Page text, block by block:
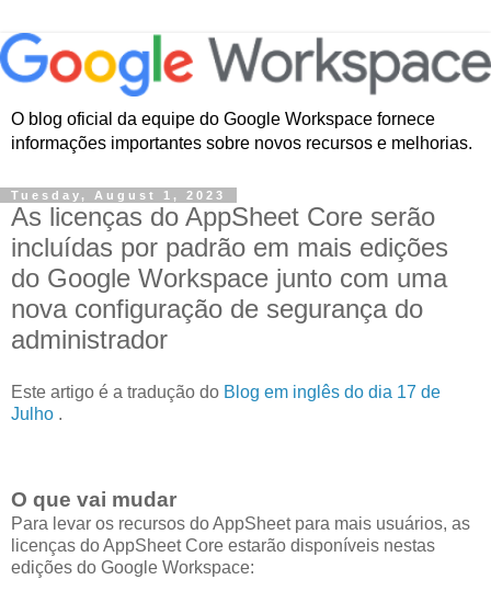
O blog oficial da equipe do Google Workspace fornece
informações importantes sobre novos recursos e melhorias.
Tuesday, August 1, 2023
As licenças do AppSheet Core serão
incluídas por padrão em mais edições
do Google Workspace junto com uma
nova configuração de segurança do
administrador
Este artigo é a tradução do Blog em inglês do dia 17 de
Julho .
O que vai mudar
Para levar os recursos do AppSheet para mais usuários, as
licenças do AppSheet Core estarão disponíveis nestas
edições do Google Workspace: